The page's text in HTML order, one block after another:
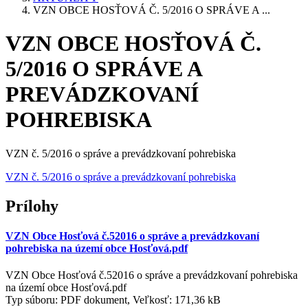
VZN OBCE HOSŤOVÁ Č. 5/2016 O SPRÁVE A ...
VZN OBCE HOSŤOVÁ Č.
5/2016 O SPRÁVE A
PREVÁDZKOVANÍ
POHREBISKA
VZN č. 5/2016 o správe a prevádzkovaní pohrebiska
VZN č. 5/2016 o správe a prevádzkovaní pohrebiska
Prílohy
VZN Obce Hosťová č.52016 o správe a prevádzkovaní
pohrebiska na území obce Hosťová.pdf
VZN Obce Hosťová č.52016 o správe a prevádzkovaní pohrebiska
na území obce Hosťová.pdf
Typ súboru: PDF dokument, Veľkosť: 171,36 kB